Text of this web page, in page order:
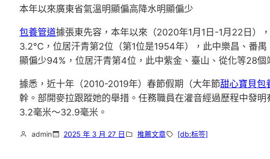
本年以來廣東省氣溫明顯偏高降水明顯偏少
包養管道據張東先容，本年以來（2020年1月1日-1月22日
3.2℃，位居汗青第2位（第1位是1954年），此中樂昌、番
顯偏少94%，位居汗青第4位，此中紫金、臺山、從化等28個
據悉，近十年（2010-2019年）春節假期（大年節甜心寶貝包
幹。部開麥拉跟蹤她的舉措。任務職員在灌音經過歷程中發
3.2毫米～32.9毫米。
admin 2025 年 3 月 27 日 推薦文章 [db:标签]